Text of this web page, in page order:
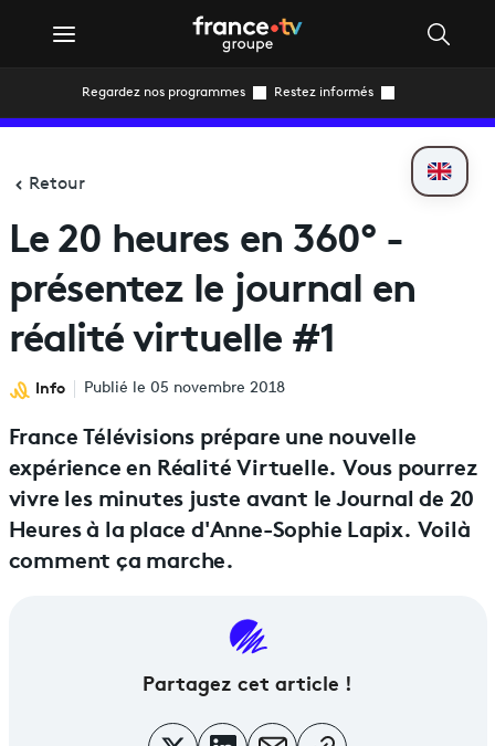
Regardez nos programmes Restez informés
Retour
Le 20 heures en 360° -
présentez le journal en
réalité virtuelle #1
Info Publié le 05 novembre 2018
France Télévisions prépare une nouvelle
expérience en Réalité Virtuelle. Vous pourrez
vivre les minutes juste avant le Journal de 20
Heures à la place d'Anne-Sophie Lapix. Voilà
comment ça marche.
Partagez cet article !